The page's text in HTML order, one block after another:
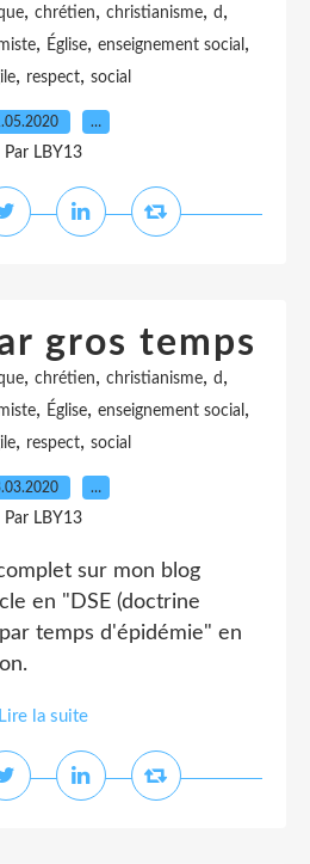
, chrétien, christianisme, d ,
, Église, enseignement social ,
, respect, social
…
Par LBY13
gros temps
, chrétien, christianisme, d ,
, Église, enseignement social ,
, respect, social
…
Par LBY13
sur mon blog
en "DSE (doctrine
temps d'épidémie" en
Lire la suite